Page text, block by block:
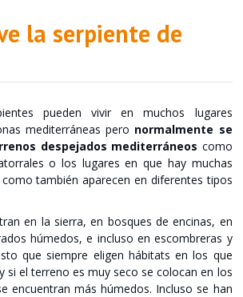
la serpiente de
pueden vivir en muchos lugares
mediterráneas pero normalmente se
despejados mediterráneos como
o los lugares en que hay muchas
también aparecen en diferentes tipos
en la sierra, en bosques de encinas, en
húmedos, e incluso en escombreras y
que siempre eligen hábitats en los que
si el terreno es muy seco se colocan en los
encuentran más húmedos. Incluso se han